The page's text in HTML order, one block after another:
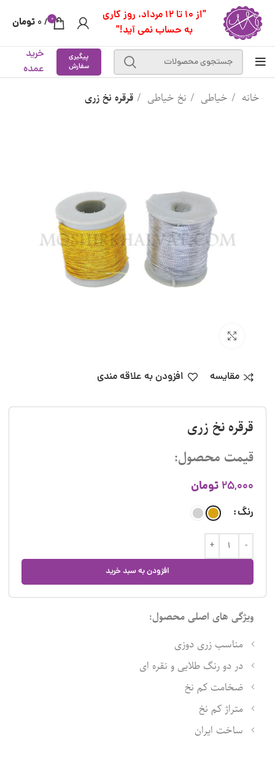
"از 10 تا 12 مرداد، روز کاری
به حساب نمی آید!"
0
/
0 تومان
پیگیری
سفارش
خرید
عمده
خانه خیاطی نخ خیاطی قرقره نخ زری
مقایسه افزودن به علاقه مندی
قرقره نخ زری
قیمت محصول:
25,000 تومان
رنگ
افزودن به سبد خرید
ویژگی های اصلی محصول:
مناسب زری دوزی
در دو رنگ طلایی و نقره ای
ضخامت کم نخ
متراژ کم نخ
ساخت ایران